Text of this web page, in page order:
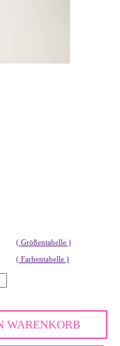
( Größentabelle )
( Farbentabelle )
WARENKORB